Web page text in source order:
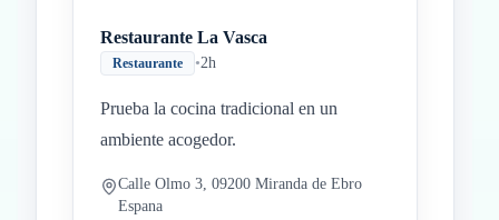
Restaurante La Vasca
Restaurante •2h
Prueba la cocina tradicional en un
ambiente acogedor.
Calle Olmo 3, 09200 Miranda de Ebro
Espana